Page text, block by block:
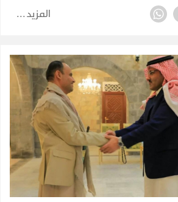
العربية السعودية.
المزيد